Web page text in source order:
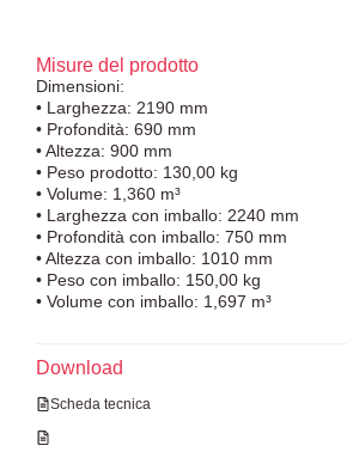
Dimensioni:
• Larghezza: 2190 mm
• Profondità: 690 mm
• Altezza: 900 mm
• Peso prodotto: 130,00 kg
• Volume: 1,360 m³
• Larghezza con imballo: 2240 mm
• Profondità con imballo: 750 mm
• Altezza con imballo: 1010 mm
• Peso con imballo: 150,00 kg
• Volume con imballo: 1,697 m³
Misure del prodotto
Download
Scheda tecnica